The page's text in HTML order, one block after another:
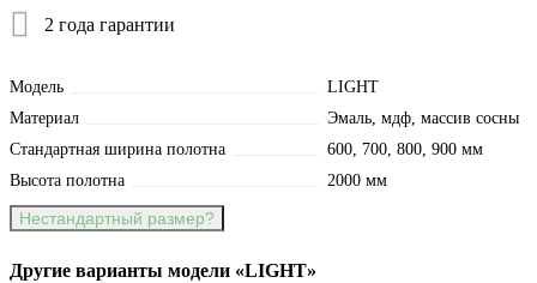
2 года гарантии
Модель
LIGHT
Материал
Эмаль, мдф, массив сосны
Стандартная ширина полотна
600, 700, 800, 900 мм
Высота полотна
2000 мм
Нестандартный размер?
Другие варианты модели «LIGHT»